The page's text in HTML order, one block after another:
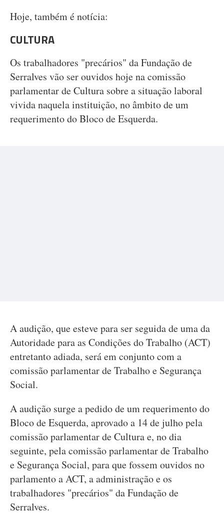
Hoje, também é notícia:
CULTURA
Os trabalhadores "precários" da Fundação de
Serralves vão ser ouvidos hoje na comissão
parlamentar de Cultura sobre a situação laboral
vivida naquela instituição, no âmbito de um
requerimento do Bloco de Esquerda.
A audição, que esteve para ser seguida de uma da
Autoridade para as Condições do Trabalho (ACT)
entretanto adiada, será em conjunto com a
comissão parlamentar de Trabalho e Segurança
Social.
A audição surge a pedido de um requerimento do
Bloco de Esquerda, aprovado a 14 de julho pela
comissão parlamentar de Cultura e, no dia
seguinte, pela comissão parlamentar de Trabalho
e Segurança Social, para que fossem ouvidos no
parlamento a ACT, a administração e os
trabalhadores "precários" da Fundação de
Serralves.